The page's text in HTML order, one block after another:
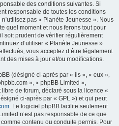
des conditions suivantes. Si
responsable de toutes les conditions
pas « Planète Jeunesse ». Nous
quel moment et nous ferons tout pour
soit prudent de vérifier régulièrement
d’utiliser « Planète Jeunesse »
vous acceptez d’être légalement
des mises à jour et/ou modifications.
(désigné ci-après par « ils », « eux »,
», « phpBB Limited »,
de forum, déclaré sous la licence «
ci-après par « GPL ») et qui peut
. Le logiciel phpBB facilite seulement
n’est pas responsable de ce que
contenu ou conduite permis. Pour